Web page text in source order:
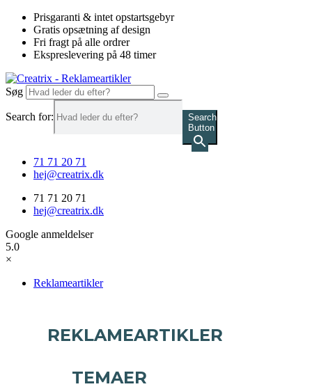
Videre
indhold
Prisgaranti & intet opstartsgebyr
Gratis opsætning af design
Fri fragt på alle ordrer
Ekspreslevering på 48 timer
Søg
Search for:
Search
Button
71 71 20 71
hej@creatrix.dk
71 71 20 71
hej@creatrix.dk
Google anmeldelser
5.0
×
Reklameartikler
REKLAMEARTIKLER
TEMAER